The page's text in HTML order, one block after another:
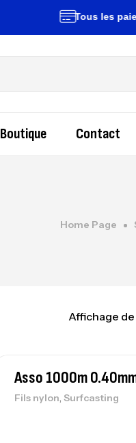
Tous les paiements
Boutique Contact
Home Page
Affichage de
Asso 1000m
Fils nylon, Surfcasting